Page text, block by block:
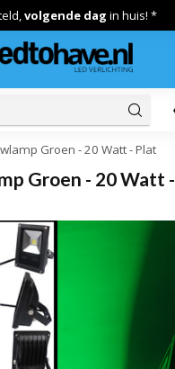
volgende dag in huis! *
Groen - 20 Watt - Plat
Groen - 20 Watt